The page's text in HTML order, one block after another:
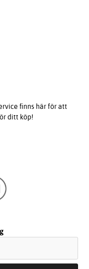
finns här för att
ditt köp!